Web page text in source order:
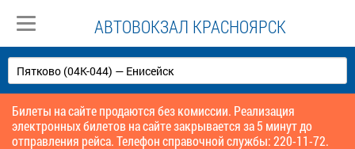
АВТОВОКЗАЛ КРАСНОЯРСК
Билеты на сайте продаются без комиссии. Реализация
электронных билетов на сайте закрывается за 5 минут до
отправления рейса. Телефон справочной службы: 220-11-72.